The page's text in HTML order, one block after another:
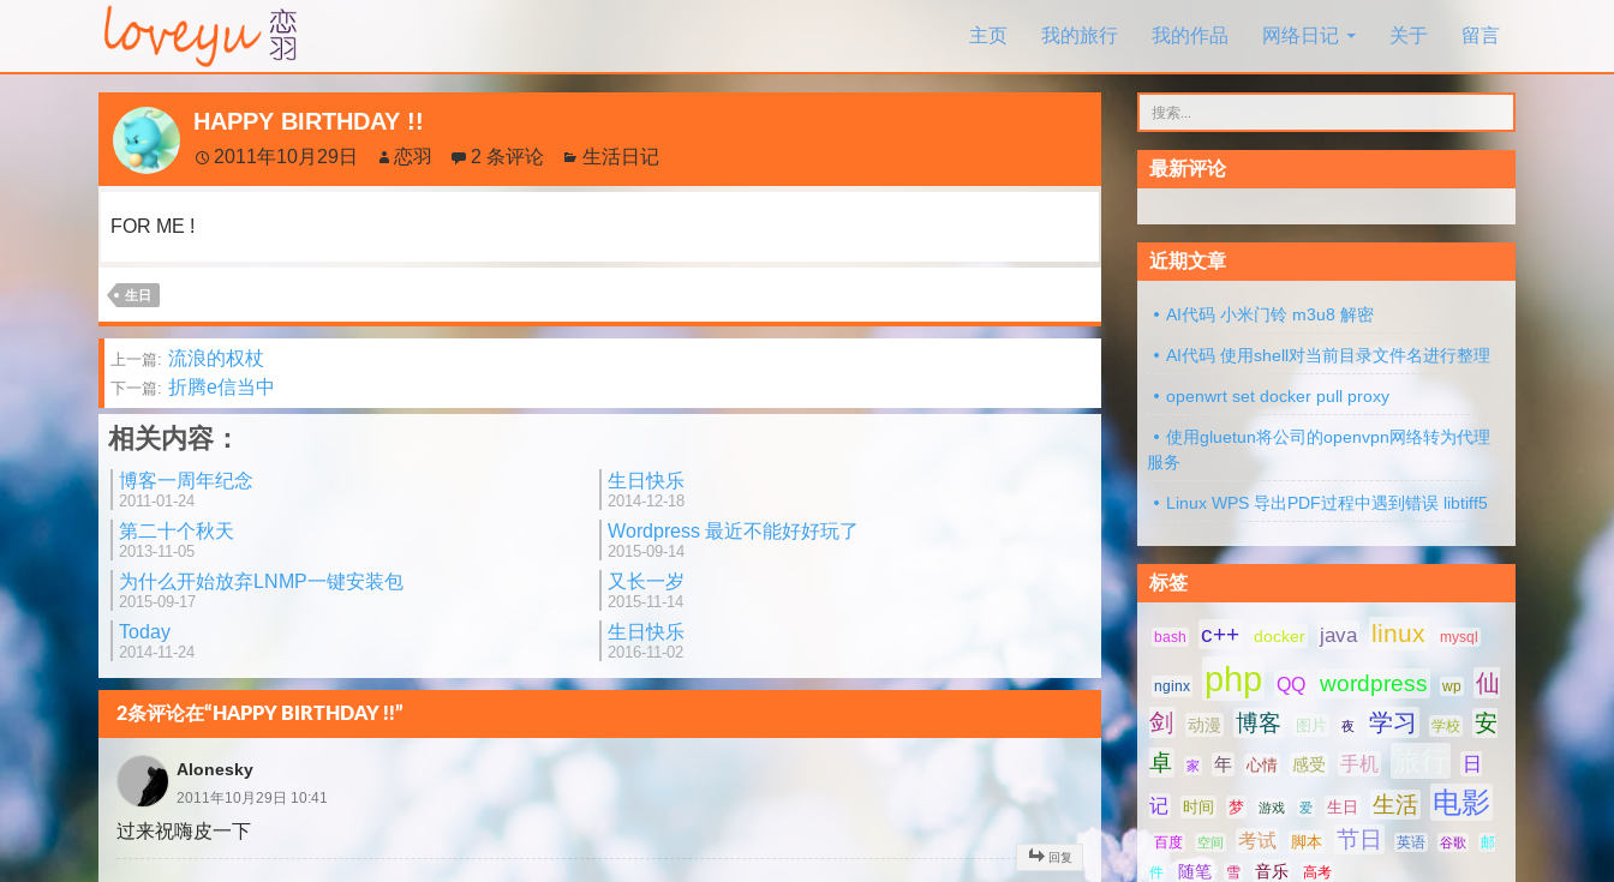
主页
我的旅行 我的作品 网络日记 关于 留言
HAPPY BIRTHDAY !!
2011年10月29日 恋羽 2 条评论 生活日记
FOR ME !
生日
文
章
分
页
上一篇: 流浪的权杖
下一篇: 折腾e信当中
相关内容：
博客一周年纪念
2011-01-24
生日快乐
2014-12-18
第二十个秋天
2013-11-05
Wordpress 最近不能好好玩了
2015-09-14
为什么开始放弃LNMP一键安装包
2015-09-17
又长一岁
2015-11-14
Today
2014-11-24
生日快乐
2016-11-02
2条评论在“HAPPY BIRTHDAY !!”
Alonesky
2011年10月29日 10:41
过来祝嗨皮一下
回复
索：
最新评论
近期文章
AI代码 小米门铃 m3u8 解密
AI代码 使用shell对当前目录文件名进行整理
openwrt set docker pull proxy
使用gluetun将公司的openvpn网络转为代理
服务
Linux WPS 导出PDF过程中遇到错误 libtiff5
标签
bash c++ docker java linux mysql
nginx php QQ wordpress wp
仙
剑
动漫 博客 图片 夜 学习 学校
安
卓
家 年 心情 感受 手机 日
记 时间 梦 游戏 爱 生日 生活 电影
百度 空间 考试 脚本 节日 英语 谷歌 邮
件 随笔 雪 音乐 高考